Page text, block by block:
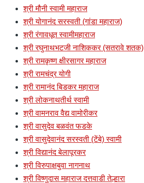
श्री मौनी स्वामी महाराज
श्री योगानंद सरस्वती (गांडा महाराज)
श्री रंगावधूत स्वामीमहाराज
श्री रघुनाथभटजी नाशिककर (सतरावे शतक)
श्री रामकृष्ण क्षीरसागर महाराज
श्री रामचंद्र योगी
श्री रामानंद बिडकर महाराज
श्री लोकनाथतीर्थ स्वामी
श्री वामनराव वैद्य वामोरीकर
श्री वासुदेव बळवंत फडके
श्री वासुदेवानंद सरस्वती (टेंबे) स्वामी
श्री विद्यानंद बेलापूरकर
श्री विरुपाक्षबुवा नागनाथ
श्री विष्णुदास महाराज दत्तवाडी तेल्हारा